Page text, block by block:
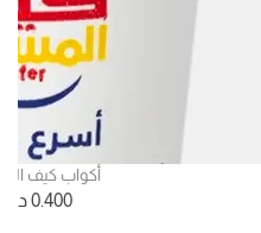
أكواب كيف
0.400